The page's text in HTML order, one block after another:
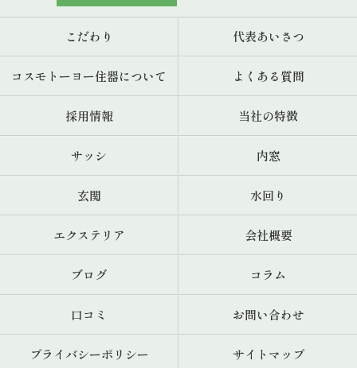
こだわり 代表あいさつ
コスモトーヨー住器について よくある質問
採用情報 当社の特徴
サッシ 内窓
玄関 水回り
エクステリア 会社概要
ブログ コラム
口コミ お問い合わせ
プライバシーポリシー サイトマップ